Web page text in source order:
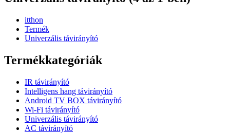
itthon
Termék
Univerzális távirányító
Termékkategóriák
IR távirányító
Intelligens hang távirányító
Android TV BOX távirányító
Wi-Fi távirányító
Univerzális távirányító
AC távirányító